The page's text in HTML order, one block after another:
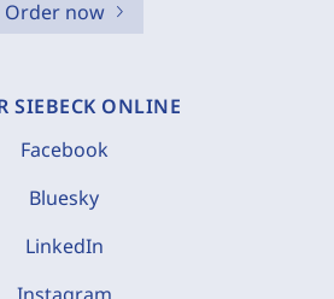
Order now
SIEBECK ONLINE
Facebook
Bluesky
LinkedIn